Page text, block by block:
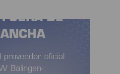
DE
proveedor oficial
Balingen-